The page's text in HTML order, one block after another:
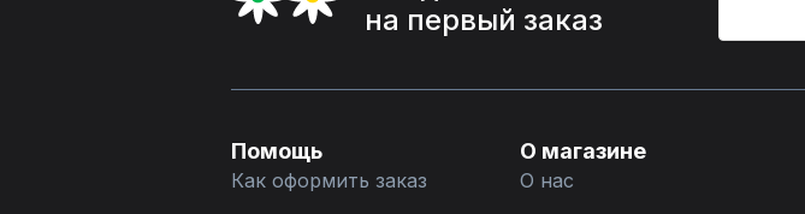
на первый заказ
Помощь
Как оформить заказ
О магазине
О нас